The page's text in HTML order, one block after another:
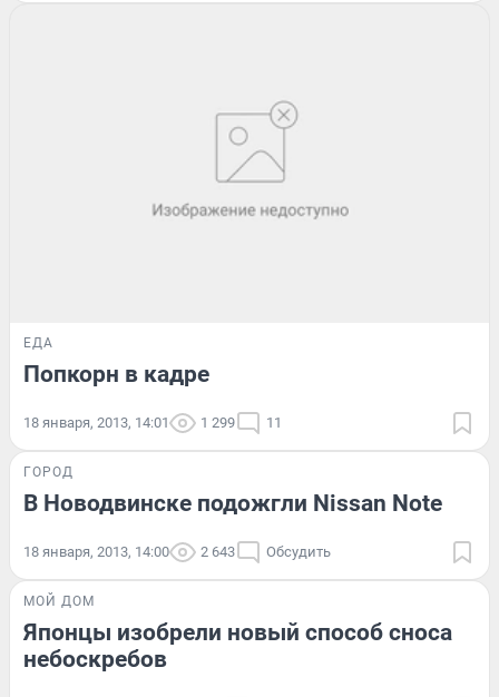
ЕДА
Попкорн в кадре
18 января, 2013, 14:01 1 299 11
ГОРОД
В Новодвинске подожгли Nissan Note
18 января, 2013, 14:00 2 643 Обсудить
МОЙ ДОМ
Японцы изобрели новый способ сноса
небоскребов